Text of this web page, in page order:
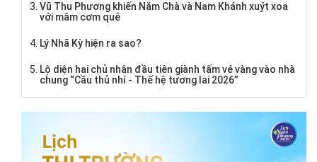
Vũ Thu Phương khiến Năm Chà và Nam Khánh xuýt xoa
với mâm cơm quê
Lý Nhã Kỳ hiện ra sao?
Lộ diện hai chủ nhân đầu tiên giành tấm vé vàng vào nhà
chung “Cầu thủ nhí - Thế hệ tương lai 2026”